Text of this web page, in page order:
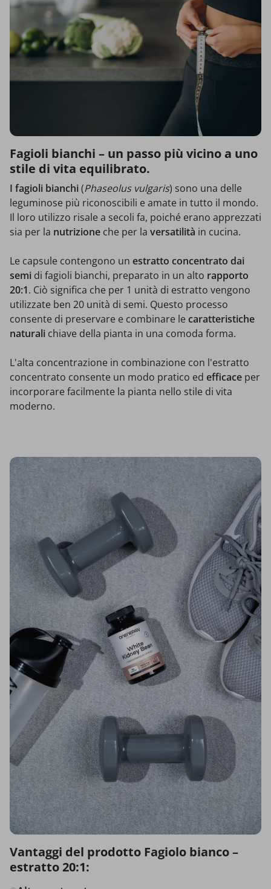
Fagioli bianchi – un passo più vicino a uno
stile di vita equilibrato.
I fagioli bianchi(Phaseolus vulgaris) sono una delle
leguminose più riconoscibili e amate in tutto il mondo.
Il loro utilizzo risale a secoli fa, poiché erano apprezzati
sia per la nutrizione che per la versatilità in cucina.
Le capsule contengono un estratto concentrato dai
semi di fagioli bianchi, preparato in un alto rapporto
20:1. Ciò significa che per 1 unità di estratto vengono
utilizzate ben 20 unità di semi. Questo processo
consente di preservare e combinare le caratteristiche
naturali chiave della pianta in una comoda forma.
L'alta concentrazione in combinazione con l'estratto
concentrato consente un modo pratico ed efficace per
incorporare facilmente la pianta nello stile di vita
moderno.
Vantaggi del prodotto Fagiolo bianco –
estratto 20:1: